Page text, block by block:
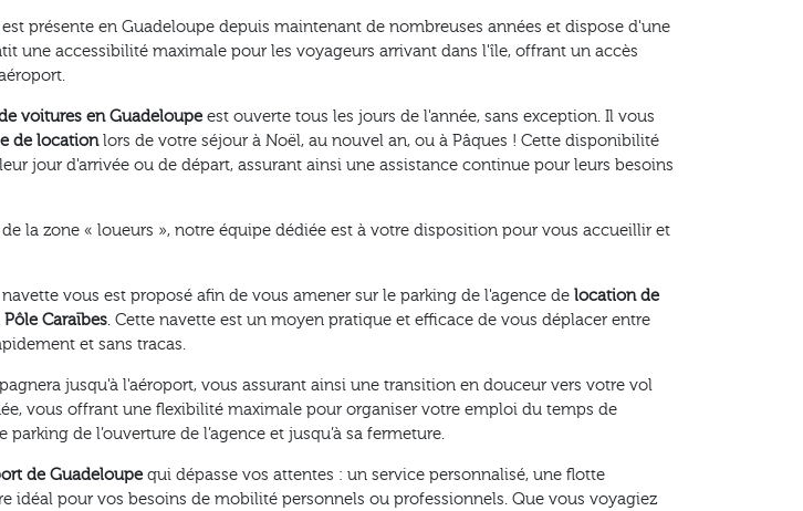
est présente en Guadeloupe depuis maintenant de nombreuses années et dispose d'une
une accessibilité maximale pour les voyageurs arrivant dans l'île, offrant un accès
voitures en Guadeloupe est ouverte tous les jours de l'année, sans exception. Il vous
de locationlors de votre séjour à Noël, au nouvel an, ou à Pâques ! Cette disponibilité
jour d'arrivée ou de départ, assurant ainsi une assistance continue pour leurs besoins
la zone « loueurs », notre équipe dédiée est à votre disposition pour vous accueillir et
vous est proposé afin de vous amener sur le parking de l'agence de location de
Caraïbes. Cette navette est un moyen pratique et efficace de vous déplacer entre
et sans tracas.
jusqu'à l'aéroport, vous assurant ainsi une transition en douceur vers votre vol
vous offrant une flexibilité maximale pour organiser votre emploi du temps de
parking de l’ouverture de l’agence et jusqu’à sa fermeture.
de Guadeloupe qui dépasse vos attentes : un service personnalisé, une flotte
idéal pour vos besoins de mobilité personnels ou professionnels. Que vous voyagiez